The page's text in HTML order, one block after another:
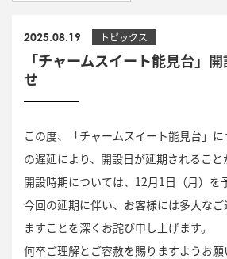
2025.08.19 トピックス
「チャームスイート能見台」
せ
この度、「チャームスイート能見台」
の遅延により、開設日が延期されること
開設時期については、12月1日（月）を
今回の延期に伴い、お客様には多大な
ますことを深くお詫び申し上げます。
何卒ご理解とご容赦を賜りますようお願